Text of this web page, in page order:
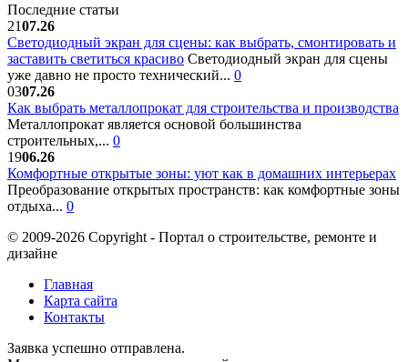
Последние статьи
2107.26
Светодиодный экран для сцены: как выбрать, смонтировать и
заставить светиться красиво Светодиодный экран для сцены
уже давно не просто технический... 0
0307.26
Как выбрать металлопрокат для строительства и производства
Металлопрокат является основой большинства
строительных,... 0
1906.26
Комфортные открытые зоны: уют как в домашних интерьерах
Преобразование открытых пространств: как комфортные зоны
отдыха... 0
© 2009-2026 Copyright - Портал о строительстве, ремонте и
дизайне
Главная
Карта сайта
Контакты
Заявка успешно отправлена.